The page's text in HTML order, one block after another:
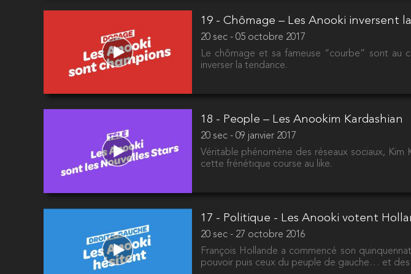
19 - Chômage – Les Anooki inversent
20 sec - 05 octobre 2017
Le chômage et sa fameuse “courbe” sont au
inverser la tendance.
18 - People – Les Anookim Kardashian
20 sec - 09 janvier 2017
Véritable phénomène des réseaux sociaux, Kim
cette frénétique course au like.
17 - Politique - Les Anooki votent
20 sec - 27 octobre 2016
François Hollande a commencé son
pouvoir puis ceux du peuple de gauche… et des